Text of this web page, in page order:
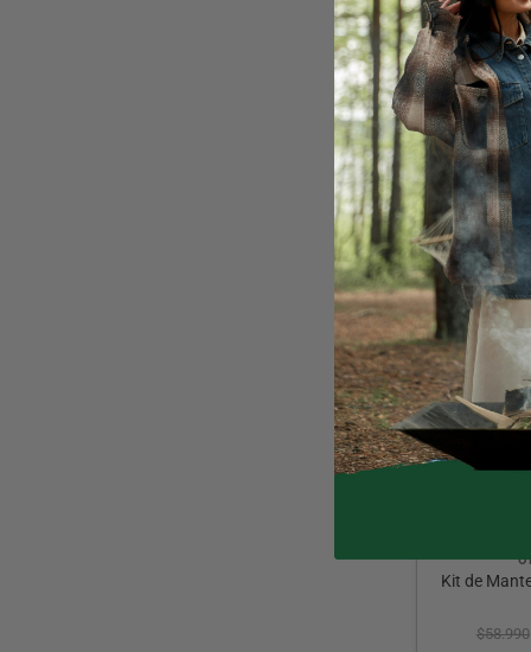
Listón
$4.070
3 cuotas de
10% OFF
Kit de
$58.990